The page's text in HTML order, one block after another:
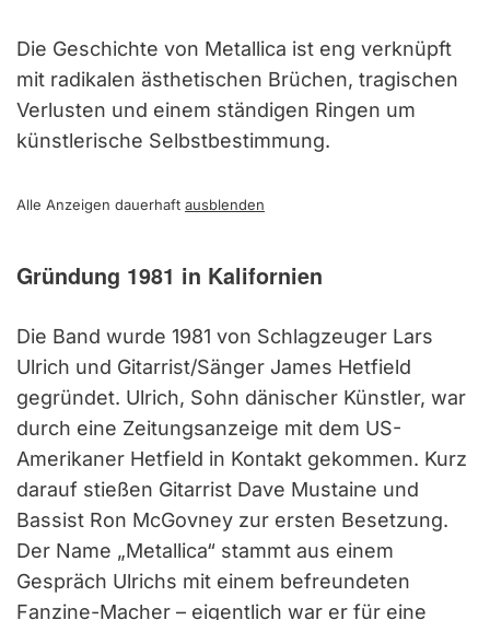
Die Geschichte von Metallica ist eng verknüpft
mit radikalen ästhetischen Brüchen, tragischen
Verlusten und einem ständigen Ringen um
künstlerische Selbstbestimmung.
Alle Anzeigen dauerhaft ausblenden
Gründung 1981 in Kalifornien
Die Band wurde 1981 von Schlagzeuger Lars
Ulrich und Gitarrist/Sänger James Hetfield
gegründet. Ulrich, Sohn dänischer Künstler, war
durch eine Zeitungsanzeige mit dem US-
Amerikaner Hetfield in Kontakt gekommen. Kurz
darauf stießen Gitarrist Dave Mustaine und
Bassist Ron McGovney zur ersten Besetzung.
Der Name „Metallica“ stammt aus einem
Gespräch Ulrichs mit einem befreundeten
Fanzine-Macher – eigentlich war er für eine